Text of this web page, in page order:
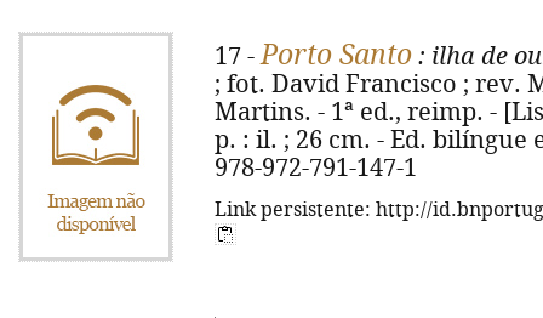
17 -Porto Santo : ilha de
; fot. David Francisco ; rev.
Martins. - 1ª ed., reimp. -
p. : il. ; 26 cm. - Ed. bilíngue
978-972-791-147-1
Link persistente: http://